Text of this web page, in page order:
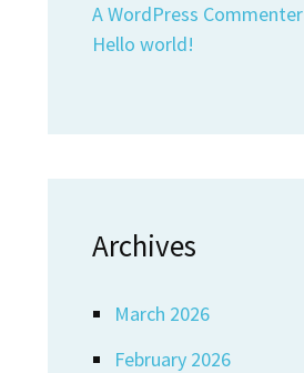
A WordPress Commenter
Hello world!
Archives
March 2026
February 2026